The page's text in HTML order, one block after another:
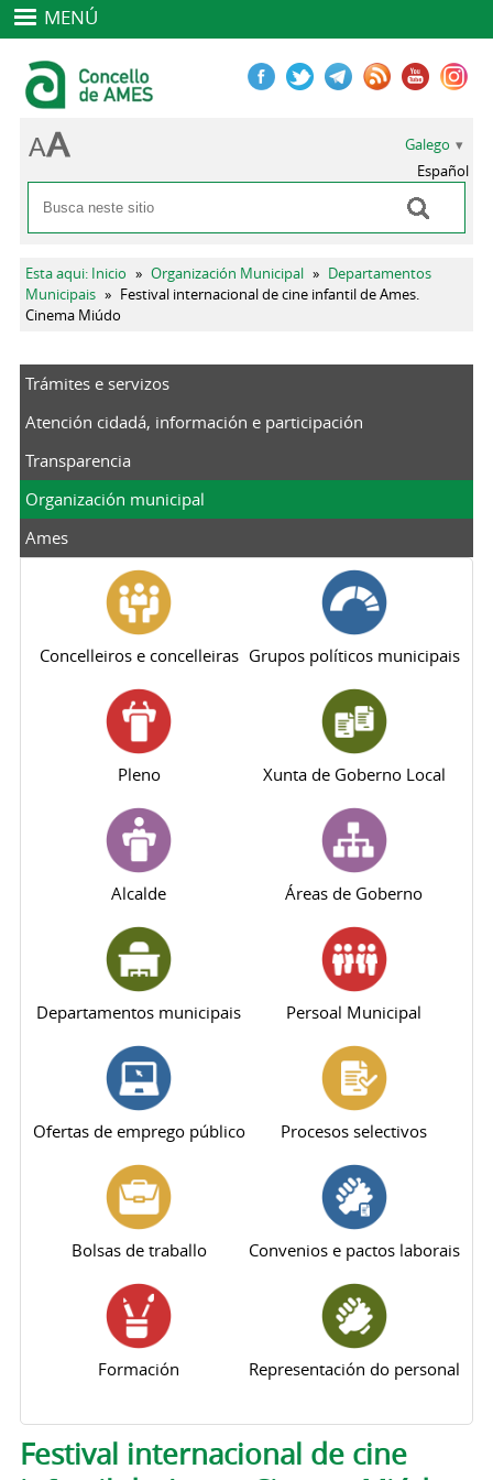
MENÚ
Formulario de busca
Buscar
Galego
Español
Vostede está aquí
Esta aqui: Inicio » Organización Municipal » Departamentos
Municipais » Festival internacional de cine infantil de Ames.
Cinema Miúdo
Trámites e servizos
Atención cidadá, información e participación
Transparencia
Organización municipal
Ames
Concelleiros e concelleiras Grupos políticos municipais
Pleno Xunta de Goberno Local
Alcalde Áreas de Goberno
Departamentos municipais Persoal Municipal
Ofertas de emprego público Procesos selectivos
Bolsas de traballo Convenios e pactos laborais
Formación Representación do personal
Pestanas principais
Festival internacional de cine